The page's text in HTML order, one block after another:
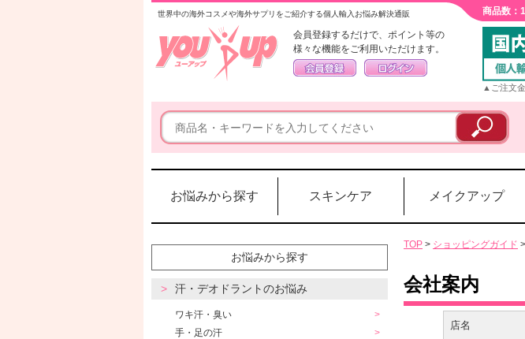
世界中の海外コスメや海外サプリをご紹介する個人輸入お悩み解決通販 商品数
会員登録するだけで、ポイント等の
様々な機能をご利用いただけます。
▲ご注文
お悩みから探す スキンケア メイクアップ
お悩みから探す
汗・デオドラントのお悩み
ワキ汗・臭い
手・足の汗
TOP > ショッピングガイド
会社案内
店名